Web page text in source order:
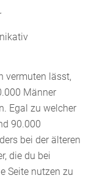
vermuten lässt,
Männer
Egal zu welcher
90.000
bei der älteren
die du bei
Seite nutzen zu